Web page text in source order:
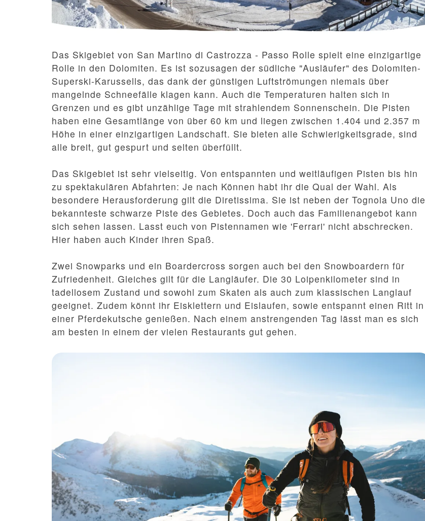
Das Skigebiet von San Martino di Castrozza - Passo Rolle spielt eine einzigartige
Rolle in den Dolomiten. Es ist sozusagen der südliche "Ausläufer" des Dolomiten-
Superski-Karussells, das dank der günstigen Luftströmungen niemals über
mangelnde Schneefälle klagen kann. Auch die Temperaturen halten sich in
Grenzen und es gibt unzählige Tage mit strahlendem Sonnenschein. Die Pisten
haben eine Gesamtlänge von über 60 km und liegen zwischen 1.404 und 2.357 m
Höhe in einer einzigartigen Landschaft. Sie bieten alle Schwierigkeitsgrade, sind
alle breit, gut gespurt und selten überfüllt.
Das Skigebiet ist sehr vielseitig. Von entspannten und weitläufigen Pisten bis hin
zu spektakulären Abfahrten: Je nach Können habt ihr die Qual der Wahl. Als
besondere Herausforderung gilt die Diretissima. Sie ist neben der Tognola Uno die
bekannteste schwarze Piste des Gebietes. Doch auch das Familienangebot kann
sich sehen lassen. Lasst euch von Pistennamen wie 'Ferrari' nicht abschrecken.
Hier haben auch Kinder ihren Spaß.
Zwei Snowparks und ein Boardercross sorgen auch bei den Snowboardern für
Zufriedenheit. Gleiches gilt für die Langläufer. Die 30 Loipenkilometer sind in
tadellosem Zustand und sowohl zum Skaten als auch zum klassischen Langlauf
geeignet. Zudem könnt ihr Eisklettern und Eislaufen, sowie entspannt einen Ritt in
einer Pferdekutsche genießen. Nach einem anstrengenden Tag lässt man es sich
am besten in einem der vielen Restaurants gut gehen.